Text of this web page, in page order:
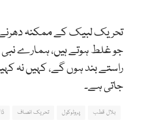
تحریک لبیک کے ممکنہ دھرنے
جو غلط ہوتے ہیں، ہمارے نبی
راستے بند ہوں گے، کہیں نہ
جاتی ہے۔
بلال قطب پروٹوکول تحریک انصاف